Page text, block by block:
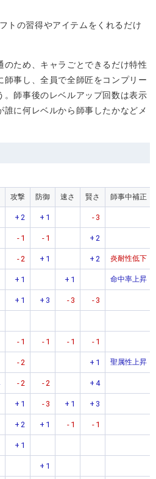
トの習得やアイテムをくれるだけ
のため、キャラごとできるだけ特性
師事し、全員で全師匠をコンプリー
。師事後のレベルアップ回数は表示
誰に何レベルから師事したかなどメ
攻撃 防御 速さ 賢さ 師事中補正
+ 2 + 1 - 3
- 1 - 1 + 2
-2 + 1 + 2 炎耐性低下
+ 1 + 1 命中率上昇
+ 1 + 3 - 3 - 3
- 1 - 1 - 1 - 1
-2 + 1 聖属性上昇
-2 -2 + 4
+ 1 - 3 + 1 + 3
+ 2 + 1 - 1 - 1
+ 1
+ 1